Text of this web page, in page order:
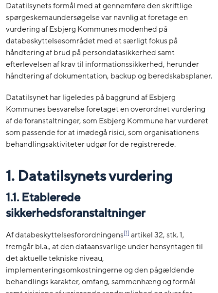
Datatilsynets formål med at gennemføre den skriftlige
spørgeskemaundersøgelse var navnlig at foretage en
vurdering af Esbjerg Kommunes modenhed på
databeskyttelsesområdet med et særligt fokus på
håndtering af brud på persondatasikkerhed samt
efterlevelsen af krav til informationssikkerhed, herunder
håndtering af dokumentation, backup og beredskabsplaner.
Datatilsynet har ligeledes på baggrund af Esbjerg
Kommunes besvarelse foretaget en overordnet vurdering
af de foranstaltninger, som Esbjerg Kommune har vurderet
som passende for at imødegå risici, som organisationens
behandlingsaktiviteter udgør for de registrerede.
1. Datatilsynets vurdering
1.1. Etablerede
sikkerhedsforanstaltninger
Af databeskyttelsesforordningens[1] artikel 32, stk. 1,
fremgår bl.a., at den dataansvarlige under hensyntagen til
det aktuelle tekniske niveau,
implementeringsomkostningerne og den pågældende
behandlings karakter, omfang, sammenhæng og formål